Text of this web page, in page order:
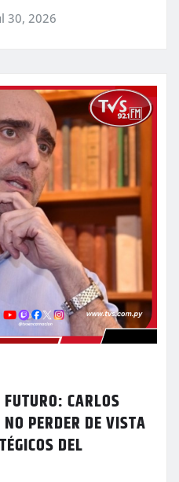
30, 2026
CARLOS
PERDER DE VISTA
DEL